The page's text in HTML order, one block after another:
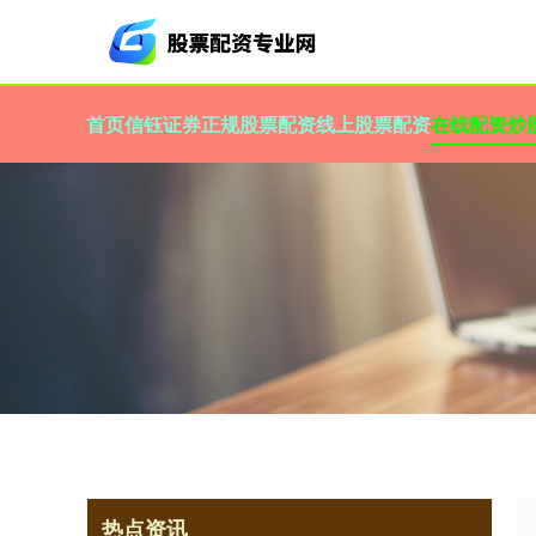
首页信钰证券正规股票配资线上股票配资在线配资炒
热点资讯